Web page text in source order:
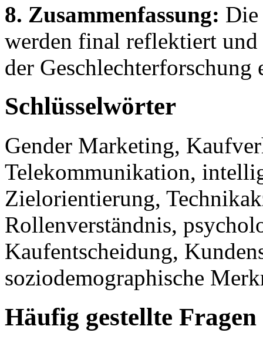
8. Zusammenfassung: Die
werden final reflektiert und
der Geschlechterforschung
Schlüsselwörter
Gender Marketing,
Telekommunikation,
Zielorientierung,
Rollenverständnis,
Kaufentscheidung,
soziodemographische
Häufig gestellte Fragen